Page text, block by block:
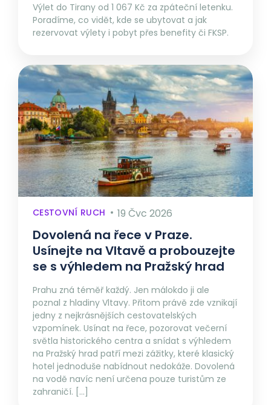
Výlet do Tirany od 1 067 Kč za zpáteční letenku.
Poradíme, co vidět, kde se ubytovat a jak
rezervovat výlety i pobyt přes benefity či FKSP.
CESTOVNÍ RUCH 19 Čvc 2026
Dovolená na řece v Praze.
Usínejte na Vltavě a probouzejte
se s výhledem na Pražský hrad
Prahu zná téměř každý. Jen málokdo ji ale
poznal z hladiny Vltavy. Přitom právě zde vznikají
jedny z nejkrásnějších cestovatelských
vzpomínek. Usínat na řece, pozorovat večerní
světla historického centra a snídat s výhledem
na Pražský hrad patří mezi zážitky, které klasický
hotel jednoduše nabídnout nedokáže. Dovolená
na vodě navíc není určena pouze turistům ze
zahraničí. […]